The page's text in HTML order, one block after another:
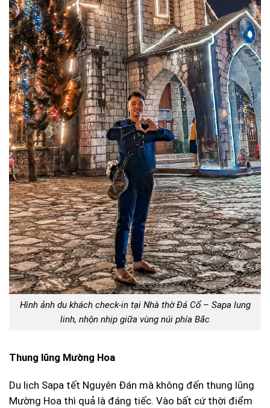
Hình ảnh du khách check-in tại Nhà thờ Đá Cổ – Sapa lung
linh, nhộn nhịp giữa vùng núi phía Bắc
Thung lũng Mường Hoa
Du lịch Sapa tết Nguyên Đán mà không đến thung lũng
Mường Hoa thì quả là đáng tiếc. Vào bất cứ thời điểm